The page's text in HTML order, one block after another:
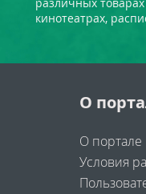
кинотеатрах,
О
О портале
Условия